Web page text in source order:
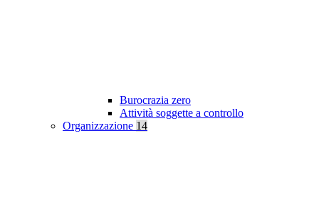
Burocrazia zero
Attività soggette a controllo
Organizzazione 14